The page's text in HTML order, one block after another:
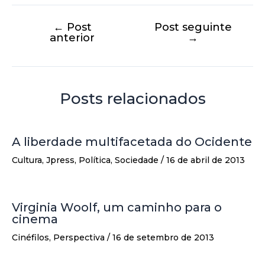
← Post
anterior
Post seguinte
→
Posts relacionados
A liberdade multifacetada do Ocidente
Cultura, Jpress, Política, Sociedade / 16 de abril de 2013
Virginia Woolf, um caminho para o
cinema
Cinéfilos, Perspectiva / 16 de setembro de 2013